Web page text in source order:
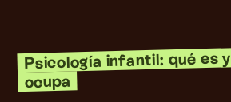
Psicología infantil: qué es
ocupa